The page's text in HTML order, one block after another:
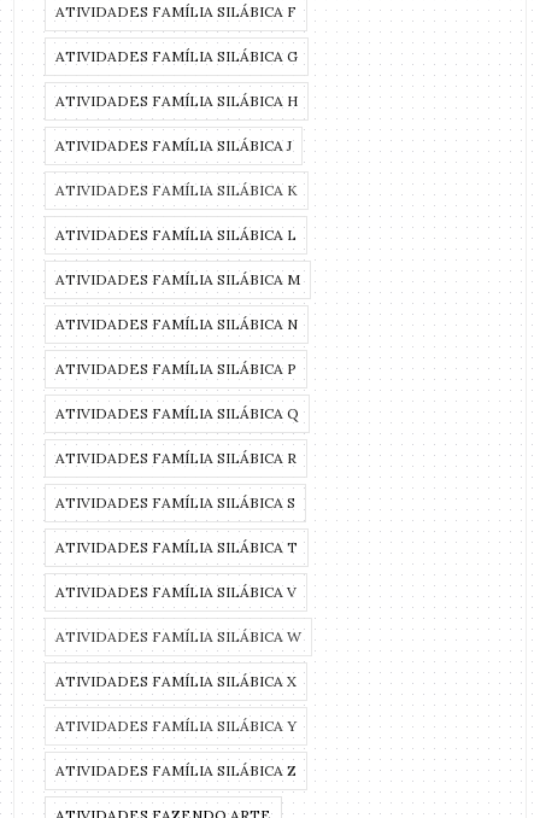
ATIVIDADES FAMÍLIA SILÁBICA F
ATIVIDADES FAMÍLIA SILÁBICA G
ATIVIDADES FAMÍLIA SILÁBICA H
ATIVIDADES FAMÍLIA SILÁBICA J
ATIVIDADES FAMÍLIA SILÁBICA K
ATIVIDADES FAMÍLIA SILÁBICA L
ATIVIDADES FAMÍLIA SILÁBICA M
ATIVIDADES FAMÍLIA SILÁBICA N
ATIVIDADES FAMÍLIA SILÁBICA P
ATIVIDADES FAMÍLIA SILÁBICA Q
ATIVIDADES FAMÍLIA SILÁBICA R
ATIVIDADES FAMÍLIA SILÁBICA S
ATIVIDADES FAMÍLIA SILÁBICA T
ATIVIDADES FAMÍLIA SILÁBICA V
ATIVIDADES FAMÍLIA SILÁBICA W
ATIVIDADES FAMÍLIA SILÁBICA X
ATIVIDADES FAMÍLIA SILÁBICA Y
ATIVIDADES FAMÍLIA SILÁBICA Z